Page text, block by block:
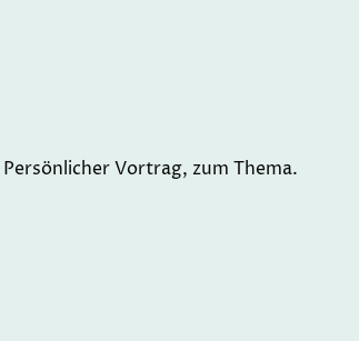
Persönlicher Vortrag, zum Thema.